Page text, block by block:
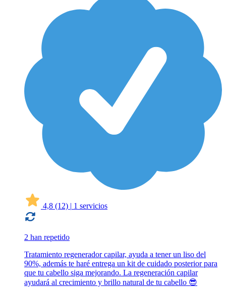
4,8 (12) | 1 servicios
2 han repetido
Tratamiento regenerador capilar, ayuda a tener un liso del
90%, además te haré entrega un kit de cuidado posterior para
que tu cabello siga mejorando. La regeneración capilar
ayudará al crecimiento y brillo natural de tu cabello 😎